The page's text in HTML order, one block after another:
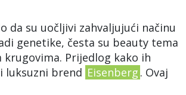
da su uočljivi zahvaljujući načinu
genetike, česta su beauty tema
Prijedlog kako ih
luksuzni brend Eisenberg . Ovaj